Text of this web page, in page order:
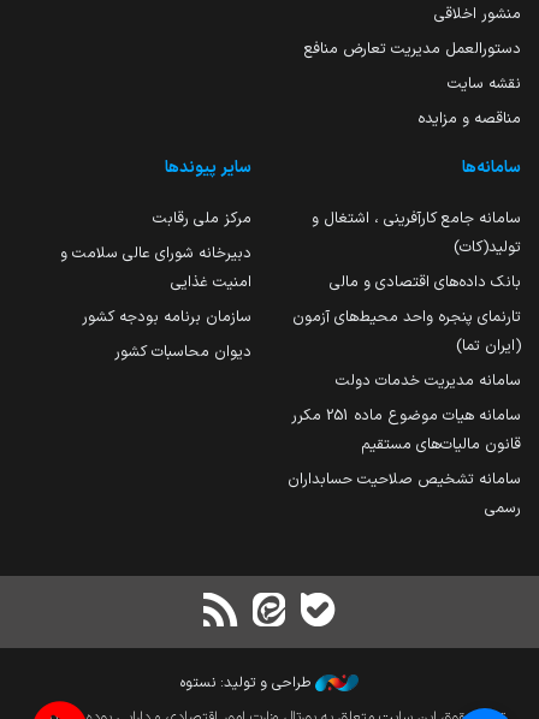
منشور اخلاقی
دستورالعمل مدیریت تعارض منافع
نقشه سایت
مناقصه و مزایده
سامانه‌ها
سامانه جامع کارآفرینی ، اشتغال و
تولید(کات)
بانک داده‌های اقتصادی و مالی
تارنمای پنجره واحد محیط‌های آزمون
(ایران تما)
سامانه مدیریت خدمات دولت
سامانه هیات موضوع ماده 251 مکرر
قانون مالیات‌های مستقیم
سامانه تشخیص صلاحیت حسابداران
رسمی
سایر پیوندها
مرکز ملی رقابت
دبیرخانه شورای عالی سلامت و
امنیت غذایی
سازمان برنامه بودجه کشور
دیوان محاسبات کشور
طراحی و تولید: نستوه